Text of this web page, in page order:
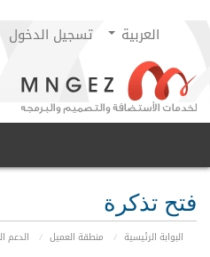
العربية تسجيل الدخول
فتح تذكرة
البوابة الرئيسية منطقة العميل الدعم